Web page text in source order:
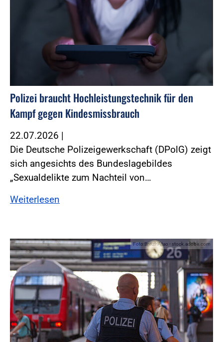
Polizei braucht Hochleistungstechnik für den
Kampf gegen Kindesmissbrauch
22.07.2026 |
Die Deutsche Polizeigewerkschaft (DPolG) zeigt
sich angesichts des Bundeslagebildes
„Sexualdelikte zum Nachteil von…
Weiterlesen
Foto:BreizhAtao - stock.adobe.com